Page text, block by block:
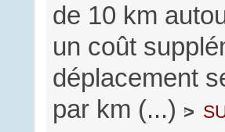
de 10 km
un coût
déplacement
par km (...) >